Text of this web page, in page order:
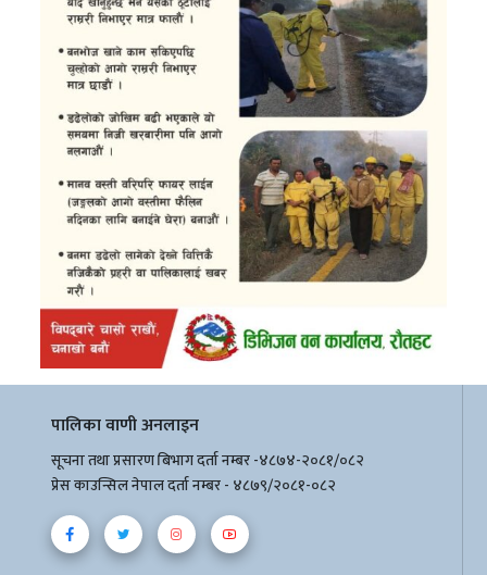
पालिका वाणी अनलाइन
सूचना तथा प्रसारण बिभाग दर्ता नम्बर -४८७४-२०८१/०८२
प्रेस काउन्सिल नेपाल दर्ता नम्बर - ४८७९/२०८१-०८२